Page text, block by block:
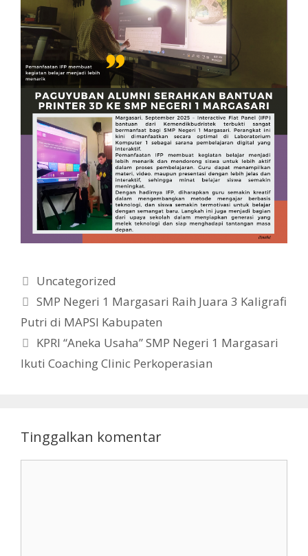
Kategori
Uncategorized
SMP Negeri 1 Margasari Raih Juara 3 Kaligrafi
Putri di MAPSI Kabupaten
KPRI “Aneka Usaha” SMP Negeri 1 Margasari
Ikuti Coaching Clinic Perkoperasian
Tinggalkan komentar